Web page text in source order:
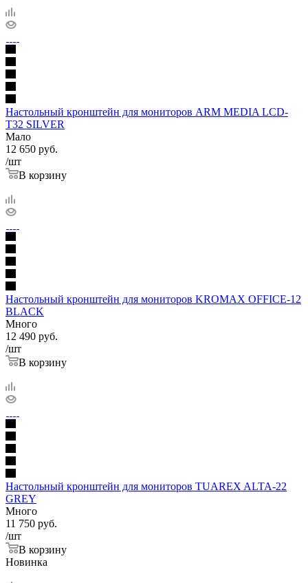
Настольный кронштейн для мониторов ARM MEDIA LCD-
T32 SILVER
Мало
12 650 руб.
/шт
В корзину
Настольный кронштейн для мониторов KROMAX OFFICE-12
BLACK
Много
12 490 руб.
/шт
В корзину
Настольный кронштейн для мониторов TUAREX ALTA-22
GREY
Много
11 750 руб.
/шт
В корзину
Новинка